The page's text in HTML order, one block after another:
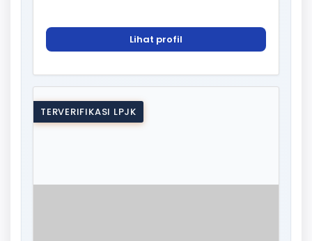
Lihat profil
TERVERIFIKASI LPJK